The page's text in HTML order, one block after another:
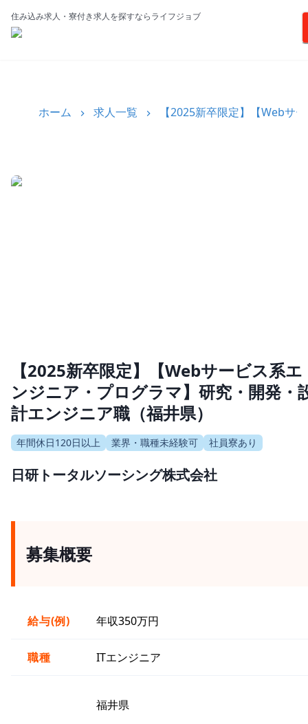
住み込み求人・寮付き求人を探すならライフジョブ
ホーム 求人一覧 【2025新卒限定】【Webサ
【2025新卒限定】【Webサービス系エ
ンジニア・プログラマ】研究・開発・
計エンジニア職（福井県）
年間休日120日以上 業界・職種未経験可 社員寮あり
日研トータルソーシング株式会社
募集概要
給与(例) 年収350万円
職種 ITエンジニア
福井県